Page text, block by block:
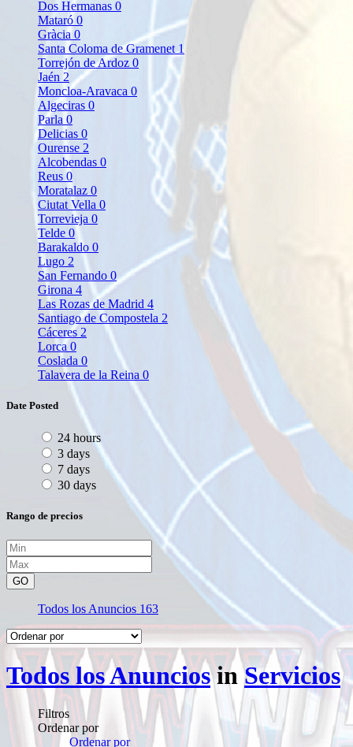
Dos Hermanas 0
Mataró 0
Gràcia 0
Santa Coloma de Gramenet 1
Torrejón de Ardoz 0
Jaén 2
Moncloa-Aravaca 0
Algeciras 0
Parla 0
Delicias 0
Ourense 2
Alcobendas 0
Reus 0
Moratalaz 0
Ciutat Vella 0
Torrevieja 0
Telde 0
Barakaldo 0
Lugo 2
San Fernando 0
Girona 4
Las Rozas de Madrid 4
Santiago de Compostela 2
Cáceres 2
Lorca 0
Coslada 0
Talavera de la Reina 0
Date Posted
24 hours
3 days
7 days
30 days
Rango de precios
GO
Todos los Anuncios 163
Todos los AnunciosinServicios
Filtros
Ordenar por
Ordenar por